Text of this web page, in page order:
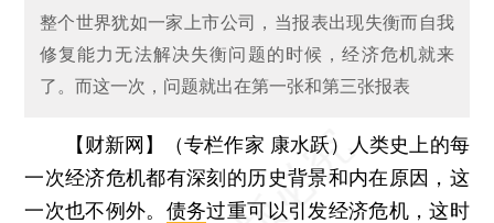
整个世界犹如一家上市公司，当报表出现失衡而自我
修复能力无法解决失衡问题的时候，经济危机就来
了。而这一次，问题就出在第一张和第三张报表
【财新网】（专栏作家 康水跃）
人类史上的每
一次经济危机都有深刻的历史背景和内在原因，这
一次也不例外。 债务过重可以引发经济危机，这时